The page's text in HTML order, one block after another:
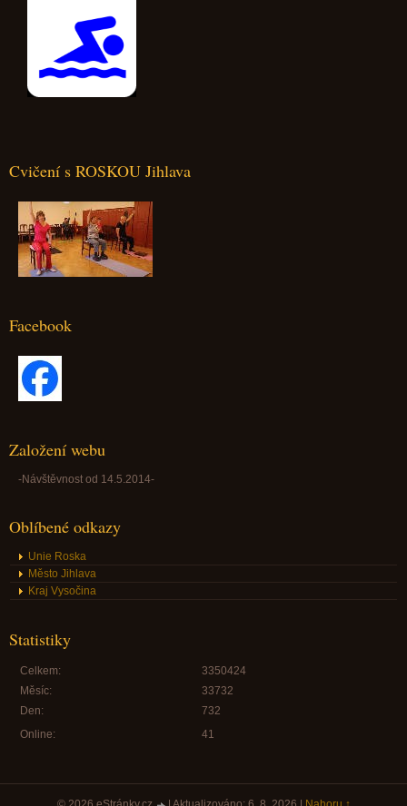
Cvičení s ROSKOU Jihlava
Facebook
Založení webu
-Návštěvnost od 14.5.2014-
Oblíbené odkazy
Unie Roska
Město Jihlava
Kraj Vysočina
Statistiky
Online: 41
Celkem:
3350424
Měsíc:
33732
Den:
732